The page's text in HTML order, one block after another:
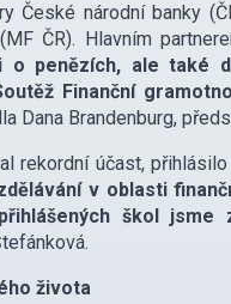
České národní banky
ČR). Hlavním
o penězích, ale také
Finanční
Dana Brandenburg,
rekordní účast,
v oblasti
škol
života